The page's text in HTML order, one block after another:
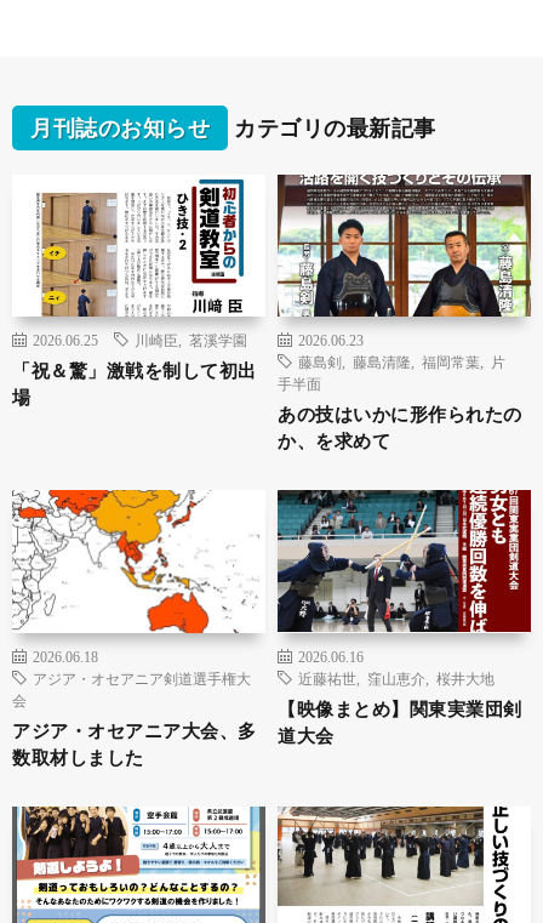
月刊誌のお知らせ カテゴリの最新記事
2026.06.25 川崎臣 茗溪学園
「祝＆驚」激戦を制して初出
場
2026.06.23
藤島剣
藤島清隆 福岡常葉
片
手半面
あの技はいかに形作られたの
か、を求めて
2026.06.18
アジア・オセアニア剣道選手権大
会
アジア・オセアニア大会、多
数取材しました
2026.06.16
近藤祐世
窪山恵介 桜井大地
【映像まとめ】関東実業団剣
道大会